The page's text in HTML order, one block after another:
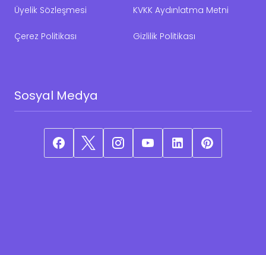
Üyelik Sözleşmesi KVKK Aydınlatma Metni
Çerez Politikası Gizlilik Politikası
Sosyal Medya